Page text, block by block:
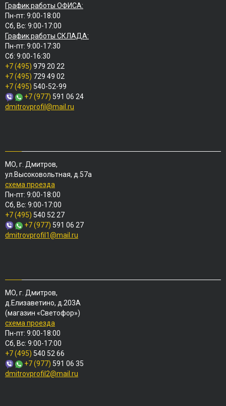
График работы ОФИСА:
Пн-пт: 9:00-18:00
Сб, Вс: 9:00-17:00
График работы СКЛАДА:
Пн-пт: 9:00-17:30
Сб: 9:00-16:30
+7 (495) 979 20 22
+7 (495) 729 49 02
+7 (495) 540-52-99
+7 (977) 591 06 24
dmitrovprofil@mail.ru
МО, г. Дмитров,
ул.Высоковольтная, д.57а
схема проезда
Пн-пт: 9:00-18:00
Сб, Вс: 9:00-17:00
+7 (495) 540 52 27
+7 (977) 591 06 27
dmitrovprofil1@mail.ru
МО, г. Дмитров,
д.Елизаветино, д.203А
(магазин «Светофор»)
схема проезда
Пн-пт: 9:00-18:00
Сб, Вс: 9:00-17:00
+7 (495) 540 52 66
+7 (977) 591 06 35
dmitrovprofil2@mail.ru